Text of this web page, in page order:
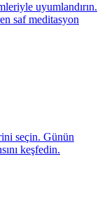
uyumlandırın.
saf meditasyon
seçin. Günün
keşfedin.